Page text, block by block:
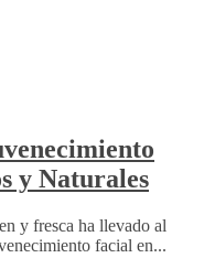
y Naturales
y fresca ha llevado al
facial en...